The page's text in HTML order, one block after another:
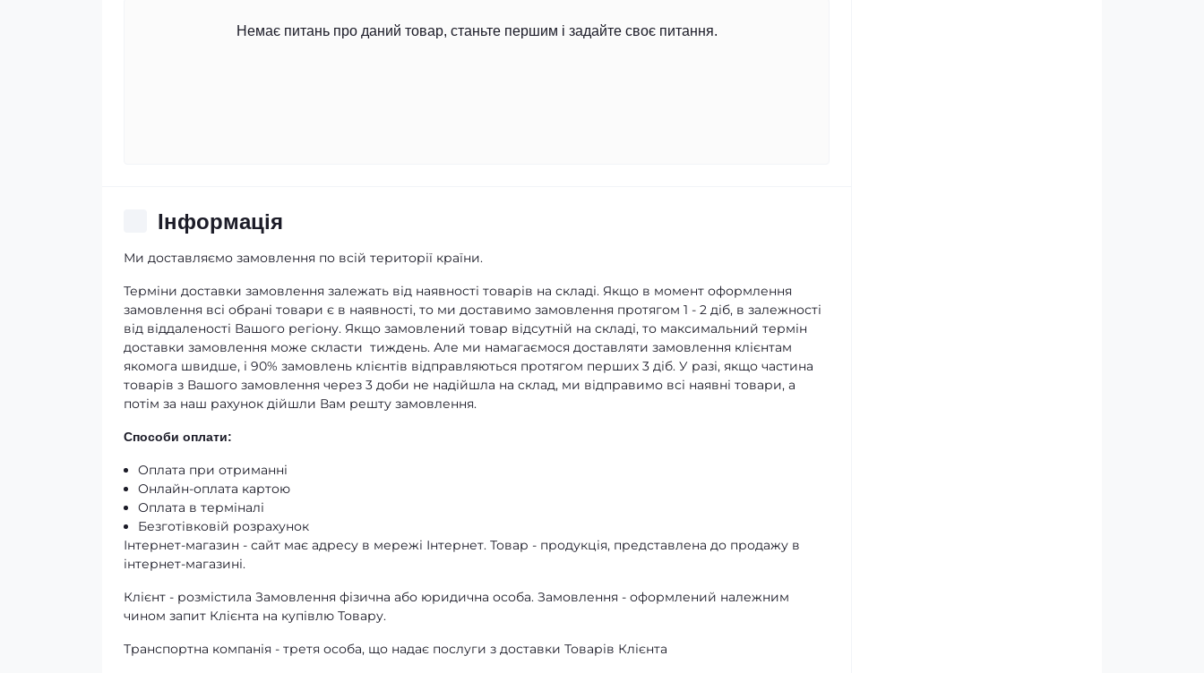
Немає питань про даний товар, станьте першим і задайте своє питання.
Iнформація
Ми доставляємо замовлення по всій території країни.
Терміни доставки замовлення залежать від наявності товарів на складі. Якщо в момент оформлення
замовлення всі обрані товари є в наявності, то ми доставимо замовлення протягом 1 - 2 діб, в залежності
від віддаленості Вашого регіону. Якщо замовлений товар відсутній на складі, то максимальний термін
доставки замовлення може скласти тиждень. Але ми намагаємося доставляти замовлення клієнтам
якомога швидше, і 90% замовлень клієнтів відправляються протягом перших 3 діб. У разі, якщо частина
товарів з Вашого замовлення через 3 доби не надійшла на склад, ми відправимо всі наявні товари, а
потім за наш рахунок дійшли Вам решту замовлення.
Способи оплати:
Оплата при отриманні
Онлайн-оплата картою
Оплата в терміналі
Безготівковій розрахунок
Інтернет-магазин - сайт має адресу в мережі Інтернет. Товар - продукція, представлена ​​до продажу в
інтернет-магазині.
Клієнт - розмістила Замовлення фізична або юридична особа. Замовлення - оформлений належним
чином запит Клієнта на купівлю Товару.
Транспортна компанія - третя особа, що надає послуги з доставки Товарів Клієнта